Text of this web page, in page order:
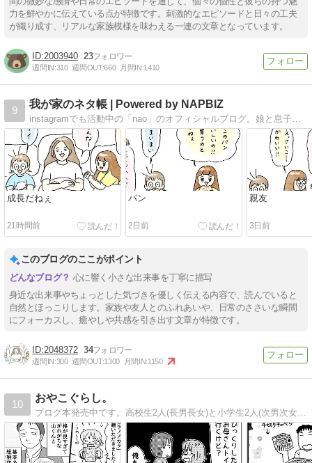
力を鮮やかに伝えている点が特徴です。刺激的なエピソードと日々の工夫
が織り成す、リアルな家族模様を味わえる一連の文章となっています。
2003940 23
週間IN:310 週間OUT:660 月間IN:1410
9
我が家のネタ帳 | Powered by NAPBIZ
instagramでも活動中の「nao」のオフィシャルブログ。娘と息子の成長記録。 子供が大きくなった時に見せるネタ帳です。
成長だねぇ
21時間前
パン
2日前
親友
3日前
このブログのここがポイント
心に響く小さな出来事を丁寧に描写
身近な出来事やちょっとした気づきを優しく伝える内容で、読んでいると
自然とほっこりします。家族や友人とのふれあいや、日常のささいな瞬間
にフォーカスし、癒やしや共感を引き出す文章が特徴です。
2048372 34
週間IN:300 週間OUT:1300 月間IN:1150
10
おやこぐらし。
ブログ本発売中です。高校生2人(長男長女)と小学生2人(次男次女)の4人の子どもを育てながら絵やマンガの仕事をしています。ほぼ毎日更新中。